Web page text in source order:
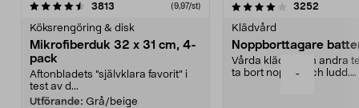
-
3813 (9,97/st)
Köksrengöring & disk
Mikrofiberduk 32 x 31 cm, 4-
pack
Aftonbladets "självklara favorit” i
test av d...
Utförande: Grå/beige
4.0av 5 stjärnor 3252
Klädvård
Noppborttagare
Vårda kläder och andra
ta bort noppor och ludd.
4.5av 5 stjärnor